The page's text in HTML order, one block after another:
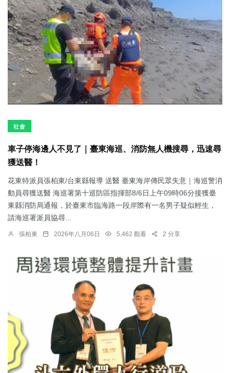
社會
車子停海邊人不見了｜臺東海巡、消防無人機搜尋，迅速尋
獲送醫！
花東特派員張柏東/台東縣報導 送醫 臺東海岸傳民眾失意｜海巡警消
動員尋獲送醫 海巡署第十巡防區指揮部8/6日上午09時06分接獲臺
東縣消防局通報，於臺東市臨海路一段岸際有一名男子疑似輕生，
請海巡署派員協尋...
張柏東 2026年八月06日 5,462 觀看 2 分享